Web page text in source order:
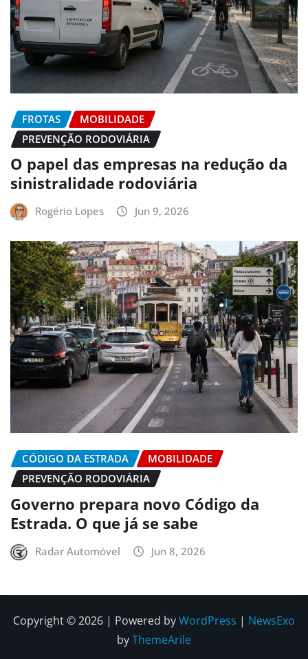
FROTAS
MOBILIDADE
PREVENÇÃO RODOVIÁRIA
O papel das empresas na redução da
sinistralidade rodoviária
Rogério Lopes Jun 9, 2026
CÓDIGO DA ESTRADA
MOBILIDADE
PREVENÇÃO RODOVIÁRIA
Governo prepara novo Código da
Estrada. O que já se sabe
Radar Automóvel Jun 8, 2026
Copyright © 2026 | Powered byWordPress | NewsExo
byThemeArile